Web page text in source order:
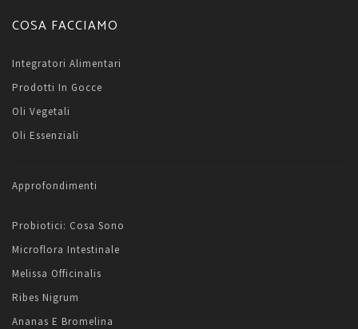
COSA FACCIAMO
Integratori Alimentari
Prodotti In Gocce
Oli Vegetali
Oli Essenziali
Approfondimenti
Probiotici: Cosa Sono
Microflora Intestinale
Melissa Officinalis
Ribes Nigrum
Ananas E Bromelina